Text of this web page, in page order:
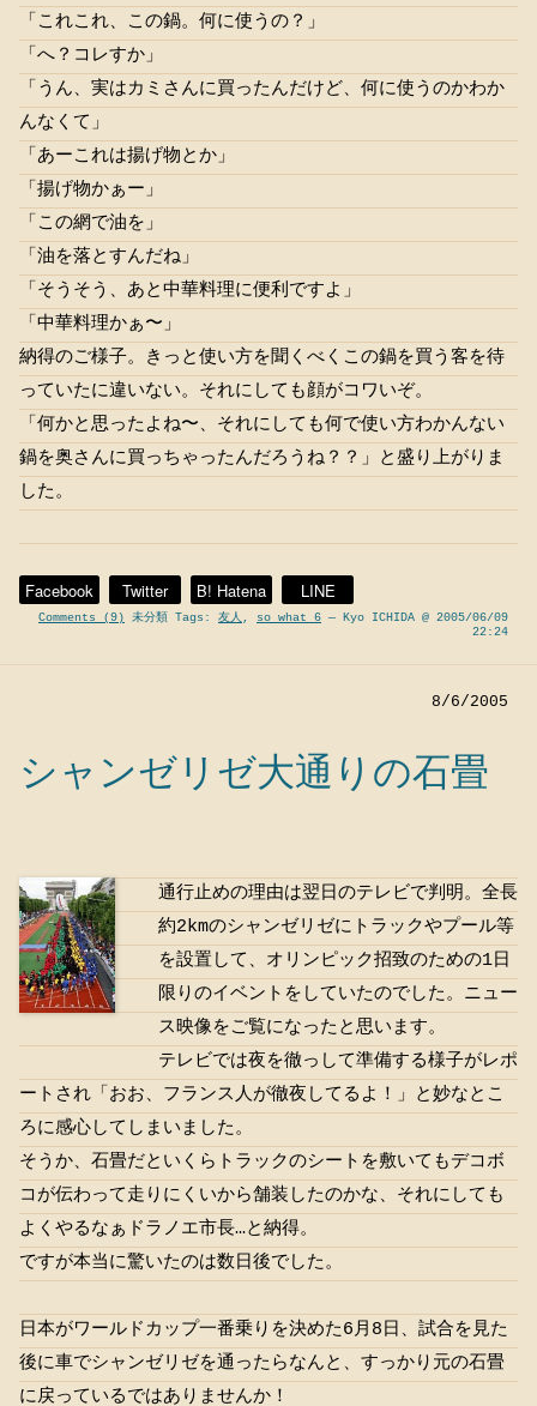
「これこれ、この鍋。何に使うの？」
「へ？コレすか」
「うん、実はカミさんに買ったんだけど、何に使うのかわか
んなくて」
「あーこれは揚げ物とか」
「揚げ物かぁー」
「この網で油を」
「油を落とすんだね」
「そうそう、あと中華料理に便利ですよ」
「中華料理かぁ〜」
納得のご様子。きっと使い方を聞くべくこの鍋を買う客を待
っていたに違いない。それにしても顔がコワいぞ。
「何かと思ったよね〜、それにしても何で使い方わかんない
鍋を奥さんに買っちゃったんだろうね？？」と盛り上がりま
した。
Facebook Twitter B! Hatena LINE
Comments (9) 未分類 Tags: 友人 , so what 6 — Kyo ICHIDA @ 2005/06/09
22:24
8/6/2005
シャンゼリゼ大通りの石畳
通行止めの理由は翌日のテレビで判明。全長
約2kmのシャンゼリゼにトラックやプール等
を設置して、オリンピック招致のための1日
限りのイベントをしていたのでした。ニュー
ス映像をご覧になったと思います。
テレビでは夜を徹っして準備する様子がレポ
ートされ「おお、フランス人が徹夜してるよ！」と妙なとこ
ろに感心してしまいました。
そうか、石畳だといくらトラックのシートを敷いてもデコボ
コが伝わって走りにくいから舗装したのかな、それにしても
よくやるなぁドラノエ市長…と納得。
ですが本当に驚いたのは数日後でした。
日本がワールドカップ一番乗りを決めた6月8日、試合を見た
後に車でシャンゼリゼを通ったらなんと、すっかり元の石畳
に戻っているではありませんか！